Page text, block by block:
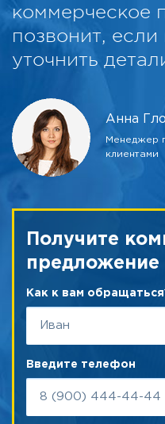
коммерческое
позвонит,
уточнить
Анна
Менеджер
клиентами
Получите
предложение
Как к вам
Введите телефон